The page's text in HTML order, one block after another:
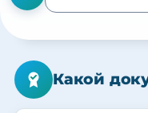
Какой